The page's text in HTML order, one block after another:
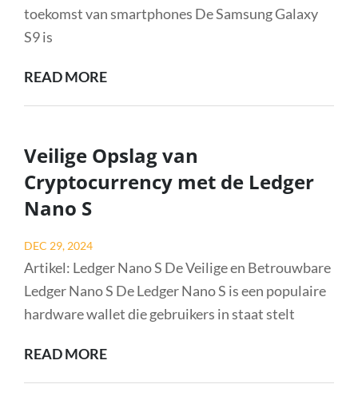
toekomst van smartphones De Samsung Galaxy
S9 is
READ MOREONTDEK
GALAXY
S9:
INNOVATIE
HANDPALM
Veilige Opslag van
Cryptocurrency met de Ledger
Nano S
Posted
on
DEC 29, 2024
Artikel: Ledger Nano S De Veilige en Betrouwbare
Ledger Nano S De Ledger Nano S is een populaire
hardware wallet die gebruikers in staat stelt
READ MOREVEILIGE